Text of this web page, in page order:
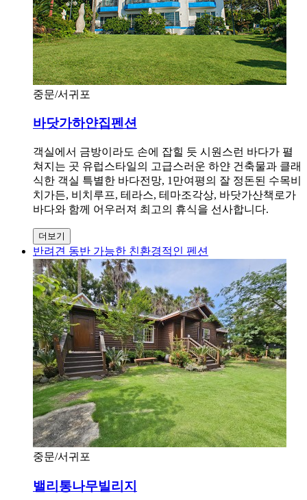
중문/서귀포
바닷가하얀집펜션
객실에서 금방이라도 손에 잡힐 듯 시원스런 바다가 펼
쳐지는 곳 유럽스타일의 고급스러운 하얀 건축물과 클래
식한 객실 특별한 바다전망, 1만여평의 잘 정돈된 수목비
치가든, 비치루프, 테라스, 테마조각상, 바닷가산책로가
바다와 함께 어우러져 최고의 휴식을 선사합니다.
더보기
반려견 동반 가능한 친환경적인 펜션
중문/서귀포
밸리통나무빌리지